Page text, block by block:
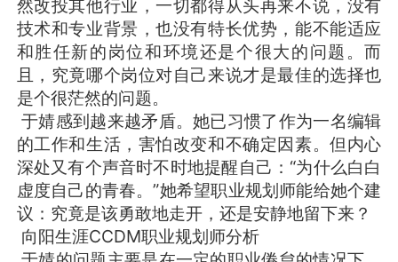
然改投其他行业，一切都得从头再来不说，没有
技术和专业背景，也没有特长优势，能不能适应
和胜任新的岗位和环境还是个很大的问题。而
且，究竟哪个岗位对自己来说才是最佳的选择也
是个很茫然的问题。
于婧感到越来越矛盾。她已习惯了作为一名编辑
的工作和生活，害怕改变和不确定因素。但内心
深处又有个声音时不时地提醒自己：“为什么白白
虚度自己的青春。”她希望职业规划师能给她个建
议：究竟是该勇敢地走开，还是安静地留下来？
向阳生涯CCDM职业规划师分析